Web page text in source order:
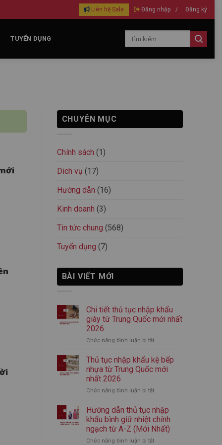
Liên hệ Sale Đăng nhập / Đăng ký
TUYỂN DỤNG
CHUYÊN MỤC
Chính sách (1)
Dich vụ (17)
Hướng dẫn (16)
Kinh doanh (3)
Tin tức chung (568)
Tuyển dụng (7)
BÀI VIẾT MỚI
Chi tiết thủ tục nhập khẩu
giày từ Trung Quốc mới nhất
2026
Chức năng bình luận bị tắtở
tiết
thủ
khẩu
từ
Trung
Quốc
mới
nhất
Thủ tục nhập khẩu kệ bếp
nhựa từ Trung Quốc mới
nhất 2026
Chức năng bình luận bị tắtở
tục
nhập
khẩu
kệ
bếp
Hướng dẫn thủ tục nhập
khẩu bình giữ nhiệt chính
ngạch từ A-Z (Mới Nhất)
Chức năng bình luận bị tắtở